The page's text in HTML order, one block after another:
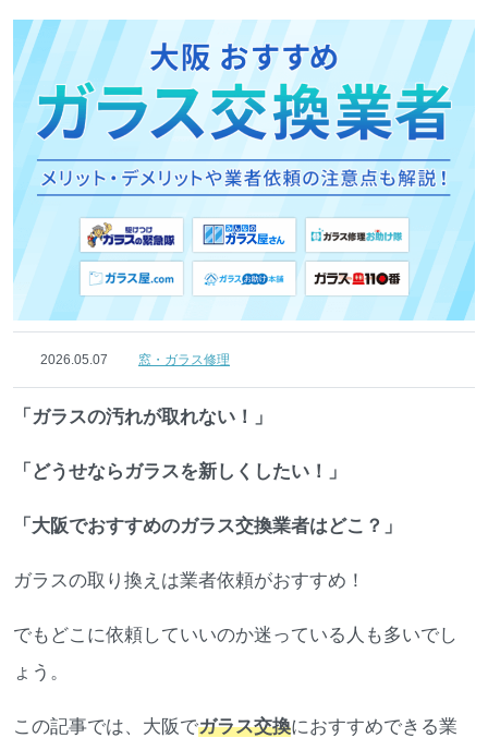
2026.05.07 窓・ガラス修理
「ガラスの汚れが取れない！」
「どうせならガラスを新しくしたい！」
「大阪でおすすめのガラス交換業者はどこ？」
ガラスの取り換えは業者依頼がおすすめ！
でもどこに依頼していいのか迷っている人も多いでし
ょう。
この記事では、大阪でガラス交換におすすめできる業